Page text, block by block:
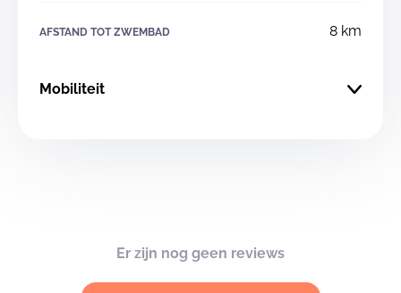
AFSTAND TOT ZWEMBAD 8 km
Mobiliteit
Er zijn nog geen reviews